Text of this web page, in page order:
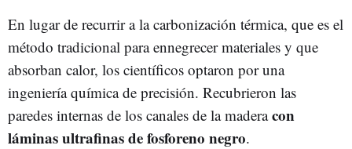
En lugar de recurrir a la carbonización térmica, que es el
método tradicional para ennegrecer materiales y que
absorban calor, los científicos optaron por una
ingeniería química de precisión. Recubrieron las
paredes internas de los canales de la maderacon
láminas ultrafinas de fosforeno negro.